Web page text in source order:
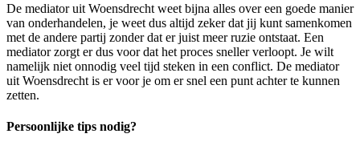
De mediator uit Woensdrecht weet bijna alles over een goede manier
van onderhandelen, je weet dus altijd zeker dat jij kunt samenkomen
met de andere partij zonder dat er juist meer ruzie ontstaat. Een
mediator zorgt er dus voor dat het proces sneller verloopt. Je wilt
namelijk niet onnodig veel tijd steken in een conflict. De mediator
uit Woensdrecht is er voor je om er snel een punt achter te kunnen
zetten.
Persoonlijke tips nodig?